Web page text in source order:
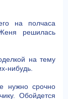
на полчаса
решилась
на тему
нибудь.
нужно срочно
Обойдется